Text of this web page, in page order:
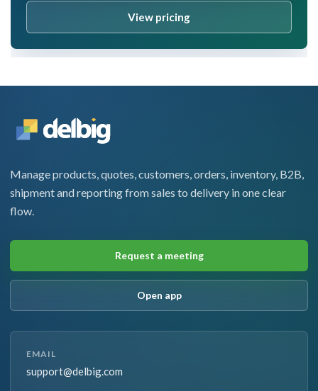
View pricing
Manage products, quotes, customers, orders, inventory, B2B,
shipment and reporting from sales to delivery in one clear
flow.
Request a meeting
Open app
EMAIL
support@delbig.com